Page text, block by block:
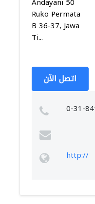
Ruko Permata
B 36-37, Jawa
Ti...
اتصل الآن
0-31-
http://